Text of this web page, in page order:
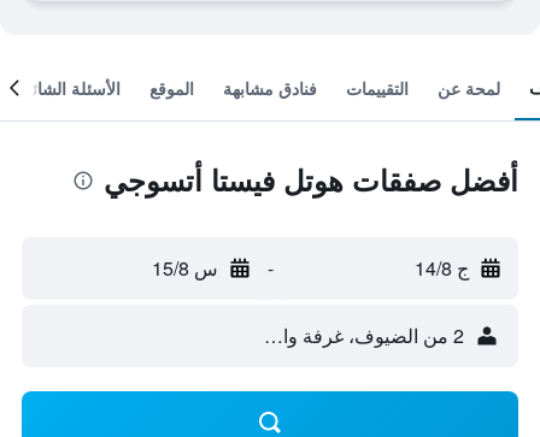
لمحة عن التقييمات فنادق مشابهة الموقع الأسئلة الشائعة
أفضل صفقات هوتل فيستا أتسوجي
ج 14/8 - س 15/8
2 من الضيوف، غرفة واحدة